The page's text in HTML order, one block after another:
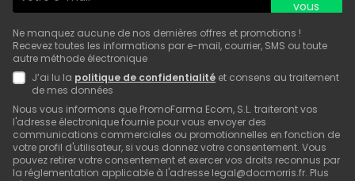
vous
Ne manquez aucune de nos dernières offres et promotions !
Recevez toutes les informations par e-mail, courrier, SMS ou toute
autre méthode électronique
J’ai lu la politique de confidentialité et consens au traitement
de mes données
Nous vous informons que PromoFarma Ecom, S.L. traiteront vos
l'adresse électronique fournie pour vous envoyer des
communications commerciales ou promotionnelles en fonction de
votre profil d'utilisateur, si vous donnez votre consentement. Vous
pouvez retirer votre consentement et exercer vos droits reconnus par
la réglementation applicable à l'adresse legal@docmorris.fr. Plus